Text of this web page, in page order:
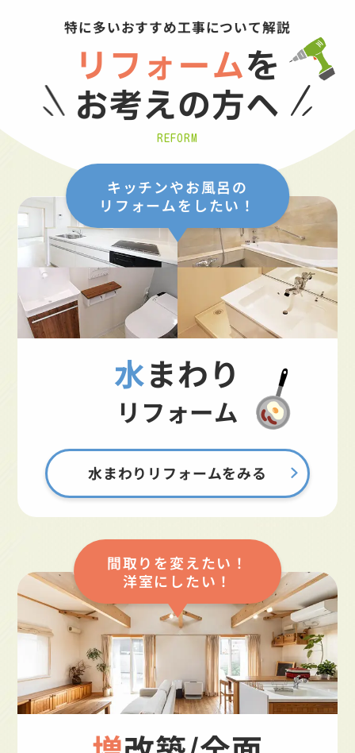
特に多いおすすめ工事について解説
リフォームを
お考えの方へ
REFORM
キッチンやお風呂の
リフォームをしたい！
水まわり
リフォーム
水まわりリフォームをみる
間取りを変えたい！
洋室にしたい！